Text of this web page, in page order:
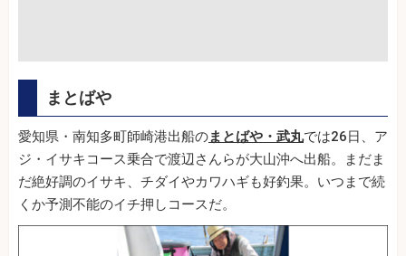
まとばや
愛知県・南知多町師崎港出船のまとばや・武丸では26日、ア
ジ・イサキコース乗合で渡辺さんらが大山沖へ出船。まだま
だ絶好調のイサキ、チダイやカワハギも好釣果。いつまで続
くか予測不能のイチ押しコースだ。